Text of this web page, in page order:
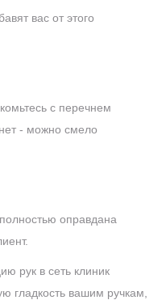
вас от этого
с перечнем
- можно смело
оправдана
рук в сеть клиник
гладкость вашим ручкам,